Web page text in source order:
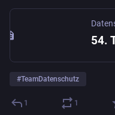
#TeamDatenschutz
1 1